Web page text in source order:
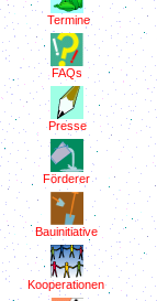
Termine
FAQs
Presse
Förderer
Bauinitiative
Kooperationen